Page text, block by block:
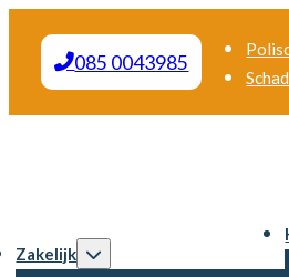
085 0043985
Zakelijk